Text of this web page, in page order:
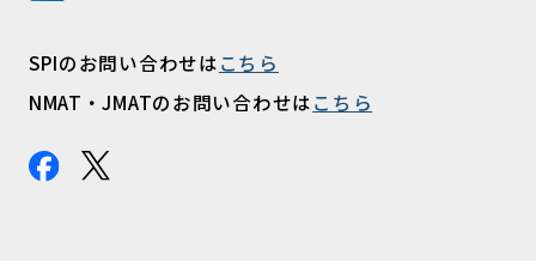
SPIのお問い合わせはこちら
NMAT・JMATのお問い合わせはこちら